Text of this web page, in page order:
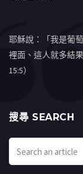
耶穌說：「我是葡
裡面、這人就多結
15:5）
搜㝷 SEARCH